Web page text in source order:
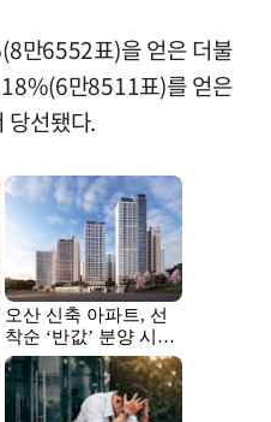
만6552표)을 얻은 더불
만8511표)를 얻은
당선됐다.